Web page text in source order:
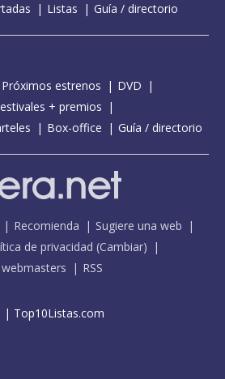
Listas Guía / directorio
Próximos estrenos
DVD
+ premios
Box-office Guía / directorio
Recomienda
Sugiere una web
de privacidad (Cambiar)
RSS
| Top10Listas.com